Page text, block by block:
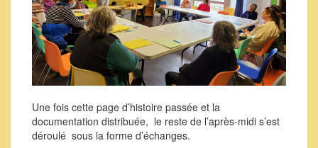
Une fois cette page d’histoire passée et la
documentation distribuée, le reste de l’après-midi s’est
déroulé sous la forme d’échanges.